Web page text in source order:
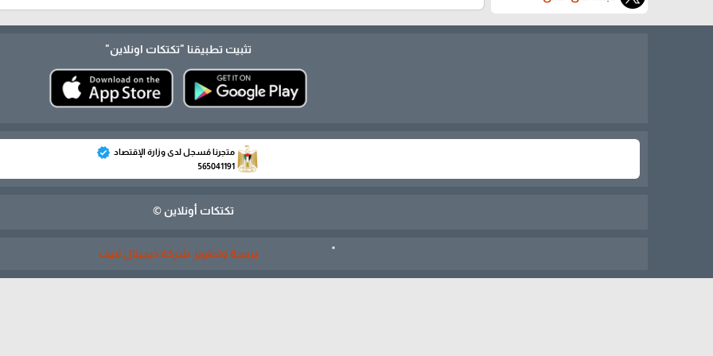
تثبيت تطبيقنا "تكتكات اونلاين"
متجرنا مُسجل لدى وزارة الإقتصاد verified
565041191
تكتكات أونلاين ©
برمجة وتطوير شركة ديجيتال لايف